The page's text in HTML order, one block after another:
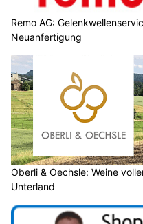
Remo AG:
Neuanfertigung
Oberli & Oechsle: Weine
Unterland